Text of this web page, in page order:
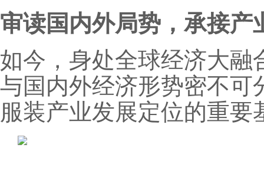
审读国内外局势，承接产
如今，身处全球经济大融
与国内外经济形势密不可
服装产业发展定位的重要